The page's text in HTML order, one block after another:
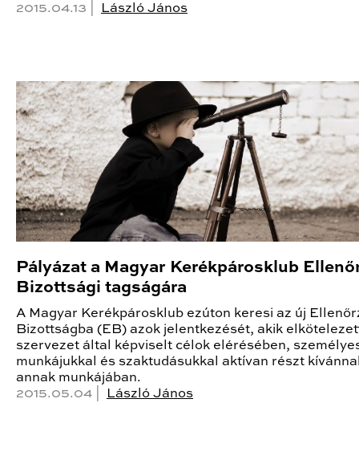
2015.04.13 |
László János
Pályázat a Magyar Kerékpárosklub
Bizottsági tagságára
A Magyar Kerékpárosklub ezúton keresi az új
Bizottságba (EB) azok jelentkezését, akik
szervezet által képviselt célok elérésében,
munkájukkal és szaktudásukkal aktívan részt
annak munkájában.
2015.05.04 |
László János